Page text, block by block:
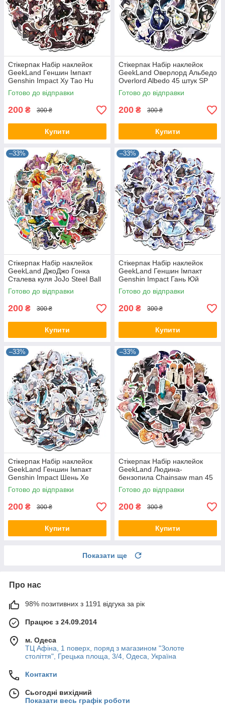
Стікерпак Набір наклейок
GeekLand Геншин Імпакт
Genshin Impact Ху Тао Hu
Tao 45 штук SP GI HT 01
Готово до відправки
200 ₴ 300 ₴
Купити
Стікерпак Набір наклейок
GeekLand Оверлорд Альбедо
Overlord Albedo 45 штук SP
OA 01
Готово до відправки
200 ₴ 300 ₴
Купити
–33%
Стікерпак Набір наклейок
GeekLand ДжоДжо Гонка
Сталева куля JoJo Steel Ball
Run 45 штук SP JJ 02
Готово до відправки
200 ₴ 300 ₴
Купити
–33%
Стікерпак Набір наклейок
GeekLand Геншин Імпакт
Genshin Impact Гань Юй
Ganyu 46 штук SP GI G 01
Готово до відправки
200 ₴ 300 ₴
Купити
–33%
Стікерпак Набір наклейок
GeekLand Геншин Імпакт
Genshin Impact Шень Хе
Shenhe 45 штук SP GI SN 01
Готово до відправки
200 ₴ 300 ₴
Купити
–33%
Стікерпак Набір наклейок
GeekLand Людина-
бензопила Chainsaw man 45
штук SP CM 01
Готово до відправки
200 ₴ 300 ₴
Купити
Показати ще
Про нас
98% позитивних з 1191 відгука за рік
Працює з 24.09.2014
м. Одеса
ТЦ Афіна, 1 поверх, поряд з магазином "Золоте
століття", Грецька площа, 3/4, Одеса, Україна
Контакти
Сьогодні вихідний
Показати весь графік роботи